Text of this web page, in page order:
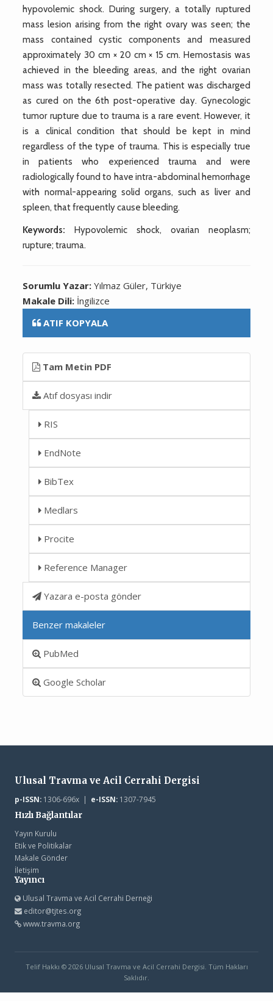
hypovolemic shock. During surgery, a totally ruptured
mass lesion arising from the right ovary was seen; the
mass contained cystic components and measured
approximately 30 cm × 20 cm × 15 cm. Hemostasis was
achieved in the bleeding areas, and the right ovarian
mass was totally resected. The patient was discharged
as cured on the 6th post-operative day. Gynecologic
tumor rupture due to trauma is a rare event. However, it
is a clinical condition that should be kept in mind
regardless of the type of trauma. This is especially true
in patients who experienced trauma and were
radiologically found to have intra-abdominal hemorrhage
with normal-appearing solid organs, such as liver and
spleen, that frequently cause bleeding.
Keywords: Hypovolemic shock, ovarian neoplasm;
rupture; trauma.
Sorumlu Yazar:Yılmaz Güler, Türkiye
Makale Dili: İngilizce
ATIF KOPYALA
Tam Metin PDF
Atıf dosyası indir
RIS
EndNote
BibTex
Medlars
Procite
Reference Manager
Yazara e-posta gönder
Benzer makaleler
PubMed
Google Scholar
Ulusal Travma ve Acil Cerrahi Dergisi
p-ISSN:1306-696x | e-ISSN:1307-7945
Hızlı Bağlantılar
Yayın Kurulu
Etik ve Politikalar
Makale Gönder
İletişim
Yayıncı
Ulusal Travma ve Acil Cerrahi Derneği
editor@tjtes.org
www.travma.org
Telif Hakkı © 2026 Ulusal Travma ve Acil Cerrahi Dergisi. Tüm Hakları
Saklıdır.